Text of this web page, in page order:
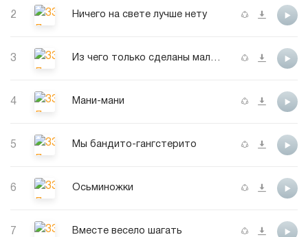
2 Ничего на свете лучше нету
3 Из чего только сделаны мальчики
4 Мани-мани
5 Мы бандито-гангстерито
6 Осьминожки
7 Вместе весело шагать